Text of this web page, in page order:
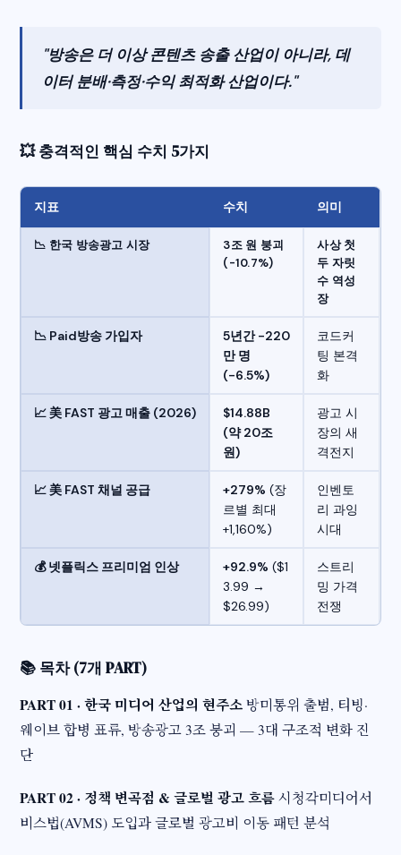
"방송은 더 이상 콘텐츠 송출 산업이 아니라, 데
이터 분배·측정·수익 최적화 산업이다."
💥 충격적인 핵심 수치 5가지
지표 수치 의미
📉 한국 방송광고 시장
3조 원 붕괴
(-10.7%)
사상 첫
두 자릿
수 역성
장
📉 Paid방송 가입자
5년간 -220
만 명
(-6.5%)
코드커
팅 본격
화
📈 美 FAST 광고 매출 (2026)
$14.88B
(약 20조
원)
광고 시
장의 새
격전지
📈 美 FAST 채널 공급 +279% (장
르별 최대
+1,160%)
인벤토
리 과잉
시대
💰 넷플릭스 프리미엄 인상 +92.9% ($1
3.99 →
$26.99)
스트리
밍 가격
전쟁
📚 목차 (7개 PART)
PART 01 · 한국 미디어 산업의 현주소 방미통위 출범, 티빙·
웨이브 합병 표류, 방송광고 3조 붕괴 — 3대 구조적 변화 진
단
PART 02 · 정책 변곡점 & 글로벌 광고 흐름 시청각미디어서
비스법(AVMS) 도입과 글로벌 광고비 이동 패턴 분석